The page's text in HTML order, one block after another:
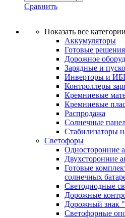
Сравнить
Показать все категории
Аккумуляторы
Готовые решения
Дорожное
Зарядные и
Инверторы и
Контроллеры
Кремниевые
Кремниевые
Распродажа
Солнечные
Стабилизаторы
Светофоры
Односторонние
Двухсторонние
Готовые
солнечных
Светодиодные
Дорожные
Дорожный знак
Светофорные